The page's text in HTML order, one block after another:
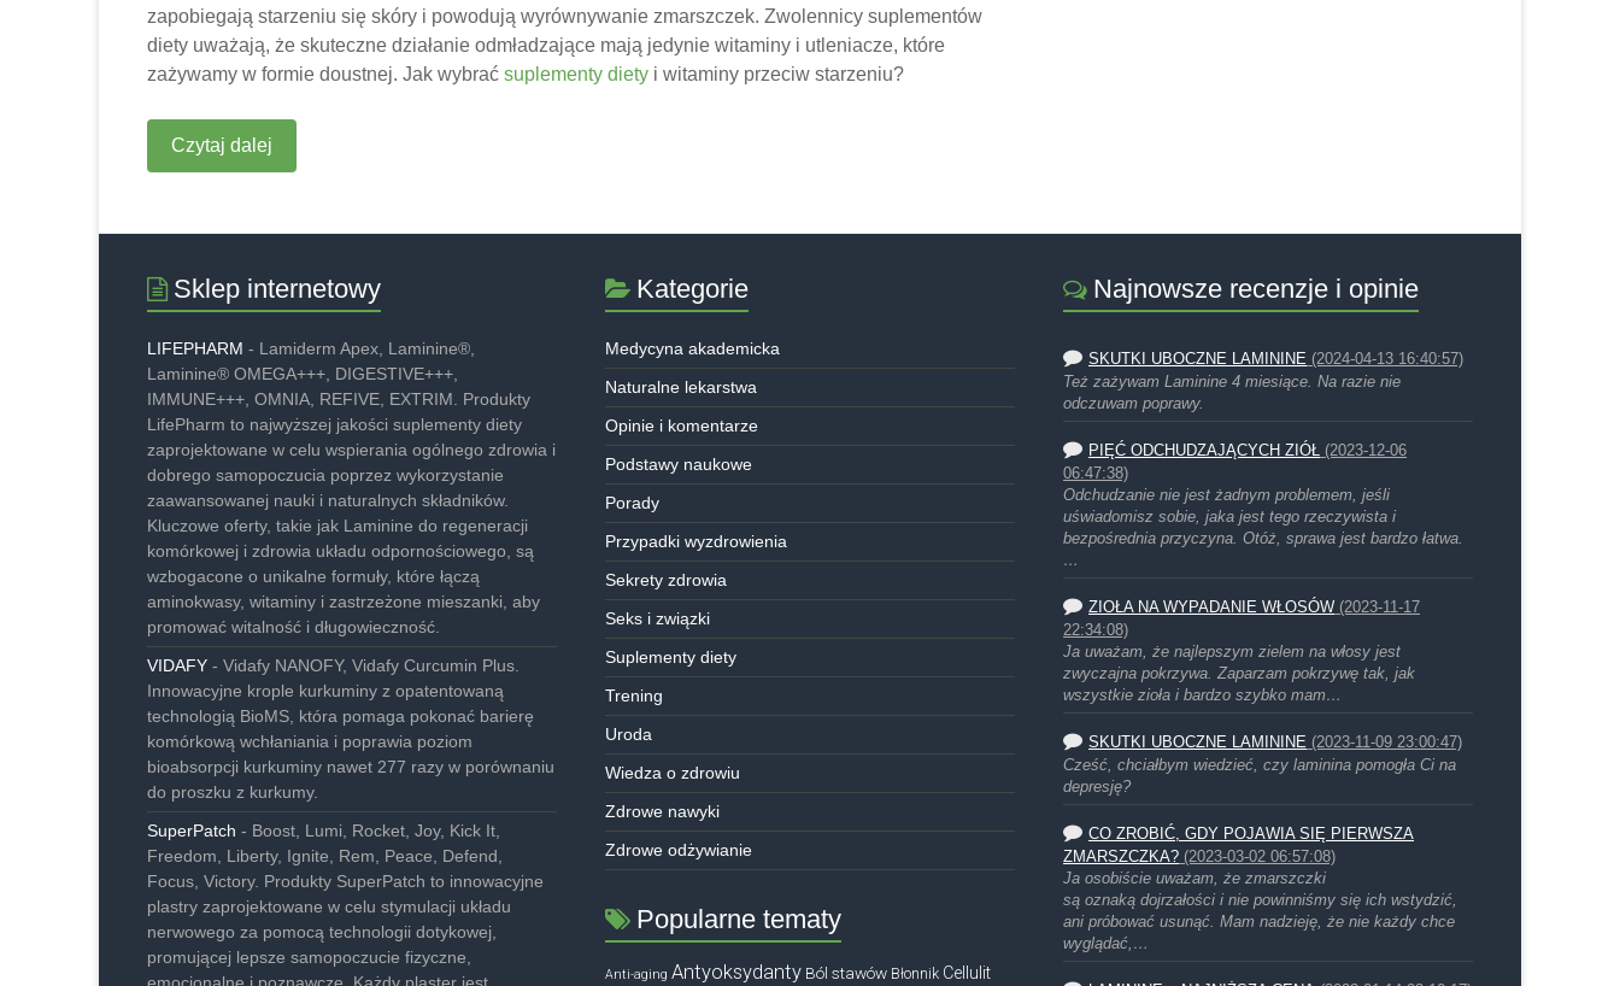
zapobiegają starzeniu się skóry i powodują wyrównywanie zmarszczek. Zwolennicy suplementów
diety uważają, że skuteczne działanie odmładzające mają jedynie witaminy i utleniacze, które
zażywamy w formie doustnej. Jak wybrać suplementy diety i witaminy przeciw starzeniu?
Czytaj dalej
Sklep internetowy
LIFEPHARM - Lamiderm Apex, Laminine®,
Laminine® OMEGA+++, DIGESTIVE+++,
IMMUNE+++, OMNIA, REFIVE, EXTRIM. Produkty
LifePharm to najwyższej jakości suplementy diety
zaprojektowane w celu wspierania ogólnego zdrowia i
dobrego samopoczucia poprzez wykorzystanie
zaawansowanej nauki i naturalnych składników.
Kluczowe oferty, takie jak Laminine do regeneracji
komórkowej i zdrowia układu odpornościowego, są
wzbogacone o unikalne formuły, które łączą
aminokwasy, witaminy i zastrzeżone mieszanki, aby
promować witalność i długowieczność.
VIDAFY - Vidafy NANOFY, Vidafy Curcumin Plus.
Innowacyjne krople kurkuminy z opatentowaną
technologią BioMS, która pomaga pokonać barierę
komórkową wchłaniania i poprawia poziom
bioabsorpcji kurkuminy nawet 277 razy w porównaniu
do proszku z kurkumy.
SuperPatch - Boost, Lumi, Rocket, Joy, Kick It,
Freedom, Liberty, Ignite, Rem, Peace, Defend,
Focus, Victory. Produkty SuperPatch to innowacyjne
plastry zaprojektowane w celu stymulacji układu
nerwowego za pomocą technologii dotykowej,
promującej lepsze samopoczucie fizyczne,
Kategorie
Medycyna akademicka
Naturalne lekarstwa
Opinie i komentarze
Podstawy naukowe
Porady
Przypadki wyzdrowienia
Sekrety zdrowia
Seks i związki
Suplementy diety
Trening
Uroda
Wiedza o zdrowiu
Zdrowe nawyki
Zdrowe odżywianie
Popularne tematy
Anti-aging Antyoksydanty Ból stawów Błonnik Cellulit
Najnowsze recenzje i opinie
SKUTKI UBOCZNE LAMININE (2024-04-13 16:40:57)
Też zażywam Laminine 4 miesiące. Na razie nie
odczuwam poprawy.
PIĘĆ ODCHUDZAJĄCYCH ZIÓŁ (2023-12-06
06:47:38)
Odchudzanie nie jest żadnym problemem, jeśli
uświadomisz sobie, jaka jest tego rzeczywista i
bezpośrednia przyczyna. Otóż, sprawa jest bardzo łatwa.
…
ZIOŁA NA WYPADANIE WŁOSÓW (2023-11-17
22:34:08)
Ja uważam, że najlepszym zielem na włosy jest
zwyczajna pokrzywa. Zaparzam pokrzywę tak, jak
wszystkie zioła i bardzo szybko mam…
SKUTKI UBOCZNE LAMININE (2023-11-09 23:00:47)
Cześć, chciałbym wiedzieć, czy laminina pomogła Ci na
depresję?
CO ZROBIĆ, GDY POJAWIA SIĘ PIERWSZA
ZMARSZCZKA? (2023-03-02 06:57:08)
Ja osobiście uważam, że zmarszczki
są oznaką dojrzałości i nie powinniśmy się ich wstydzić,
ani próbować usunąć. Mam nadzieję, że nie każdy chce
wyglądać,…